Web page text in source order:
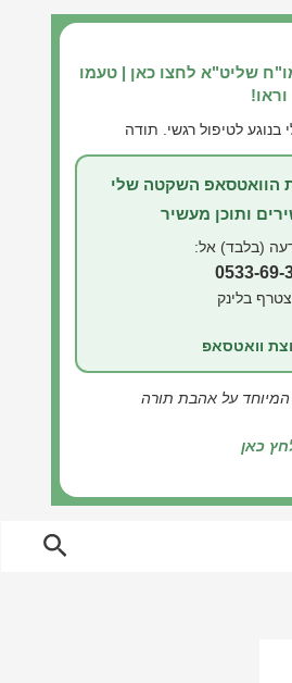
שליט"א לחצו כאן | טעמו
וראו!
בנוגע לטיפול רגשי. תודה
הוואטסאפ השקטה שלי
ותוכן מעשיר
(בלבד) אל:
0533-69-
בלינק
וואטסאפ
המיוחד על אהבת תורה
כאן
חיפוש